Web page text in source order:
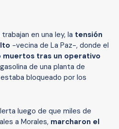
en una ley, la tensión
-vecina de La Paz-, donde el
muertos tras un operativo
de una planta de
bloqueado por los
luego de que miles de
a Morales, marcharon el